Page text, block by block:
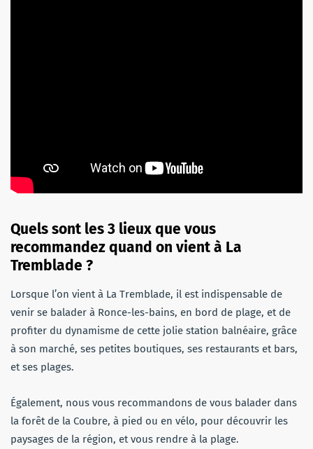
Quels sont les 3 lieux que vous
recommandez quand on vient à La
Tremblade ?
Lorsque l’on vient à La Tremblade, il est indispensable de
venir se balader à Ronce-les-bains, en bord de plage, et de
profiter du dynamisme de cette jolie station balnéaire, grâce
à son marché, ses petites boutiques, ses restaurants et bars,
et ses plages.
Également, nous vous recommandons de vous balader dans
la forêt de la Coubre, à pied ou en vélo, pour découvrir les
paysages de la région, et vous rendre à la plage.